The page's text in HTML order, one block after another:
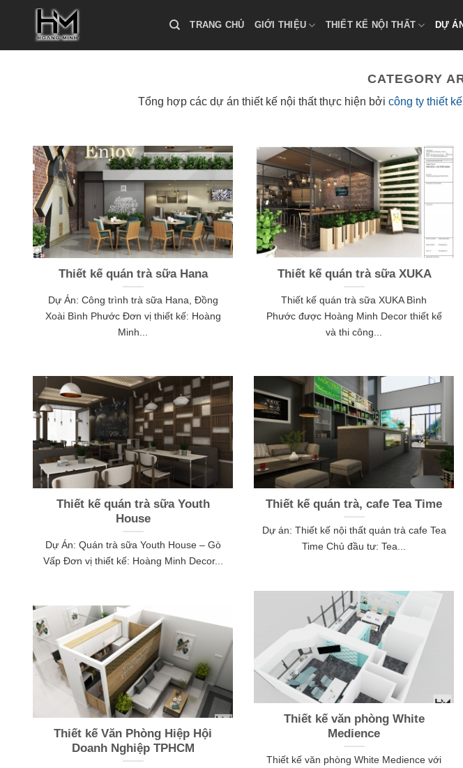
TRANG CHỦ GIỚI THIỆU THIẾT KẾ NỘI THẤT DỰ ÁN
CATEGORY
Tổng hợp các dự án thiết kế nội thất thực hiện bởi công ty thiết
Thiết kế quán trà sữa Hana
Dự Án: Công trình trà sữa Hana, Đồng
Xoài Bình Phước Đơn vị thiết kế: Hoàng
Minh...
Thiết kế quán trà sữa XUKA
Thiết kế quán trà sữa XUKA Bình
Phước được Hoàng Minh Decor thiết kế
và thi công...
Thiết kế quán trà sữa Youth
House
Dự Án: Quán trà sữa Youth House – Gò
Vấp Đơn vị thiết kế: Hoàng Minh Decor...
Thiết kế quán trà, cafe Tea Time
Dự án: Thiết kế nội thất quán trà cafe Tea
Time Chủ đầu tư: Tea...
Thiết kế văn phòng White
Medience
Thiết kế văn phòng White Medience với
Thiết kế Văn Phòng Hiệp Hội
Doanh Nghiệp TPHCM